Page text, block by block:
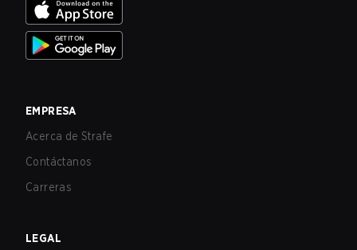
EMPRESA
Acerca de Strafe
Contáctanos
Carreras
LEGAL